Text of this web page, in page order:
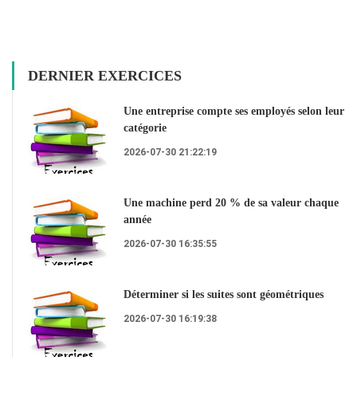
DERNIER EXERCICES
Une entreprise compte ses employés selon leur
catégorie
2026-07-30 21:22:19
Une machine perd 20 % de sa valeur chaque
année
2026-07-30 16:35:55
Déterminer si les suites sont géométriques
2026-07-30 16:19:38